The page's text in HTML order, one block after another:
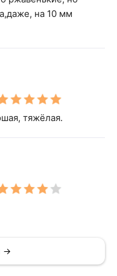
на 10 мм
тяжёлая.
→